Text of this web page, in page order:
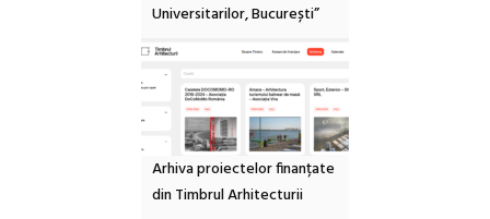
Universitarilor, București”
Arhiva proiectelor finanțate
din Timbrul Arhitecturii